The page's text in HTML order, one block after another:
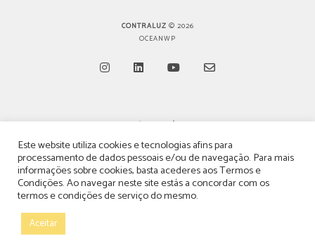
CONTRALUZ © 2026
OCEANWP
in
a
new
tab
in
a
new
tab
in
a
new
tab
in
a
new
tab
TERMOS, CONDIÇÕES & POLÍTICA DE PRIVACIDADE
ESTATUTO EDITORIAL
POLÍTICA DE PUBLICIDADE E ANÚNCIOS
CONTACTOS
Este website utiliza cookies e tecnologias afins para
processamento de dados pessoais e/ou de navegação. Para mais
informações sobre cookies, basta acederes aosTermos e
Condições. Ao navegar neste site estás a concordar com os
termos e condições de serviço do mesmo.
Aceitar